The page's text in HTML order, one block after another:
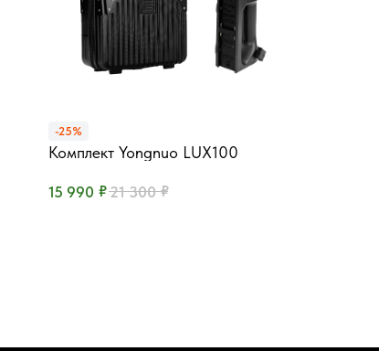
-25%
Комплект Yongnuo LUX100
15 990 ₽21 300 ₽